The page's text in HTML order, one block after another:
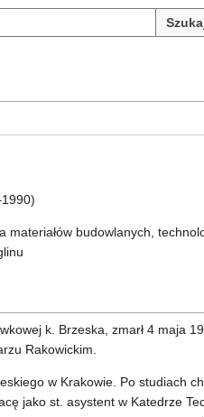
materiałów budowlanych,
k. Brzeska, zmarł 4 maja
Rakowickim.
w Krakowie. Po studiach
jako st. asystent w Katedrze